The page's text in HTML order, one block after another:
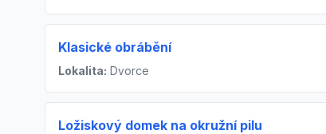
Klasické obrábění
Lokalita: Dvorce
Ložiskový domek na okružní pilu